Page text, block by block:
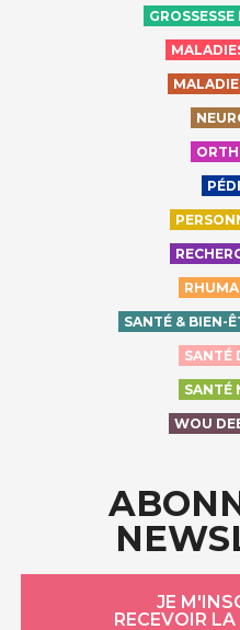
SANTÉ & BIEN-
SANTÉ
SANTÉ
WOU
JE
RECEVOIR